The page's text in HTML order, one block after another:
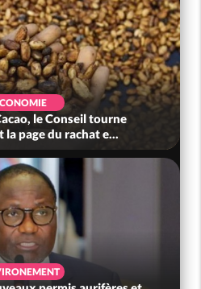
le Conseil tourne
page du rachat e...